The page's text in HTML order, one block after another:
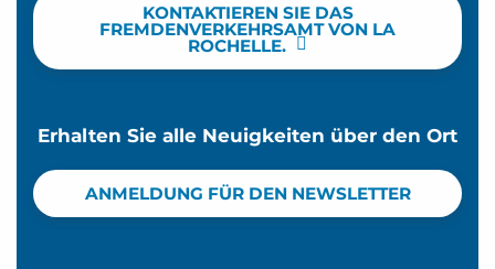
KONTAKTIEREN SIE DAS
FREMDENVERKEHRSAMT VON LA
ROCHELLE.
Erhalten Sie alle Neuigkeiten über den Ort
ANMELDUNG FÜR DEN NEWSLETTER